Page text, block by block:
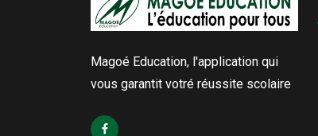
Magoé Education, l'application qui
vous garantit votré réussite scolaire